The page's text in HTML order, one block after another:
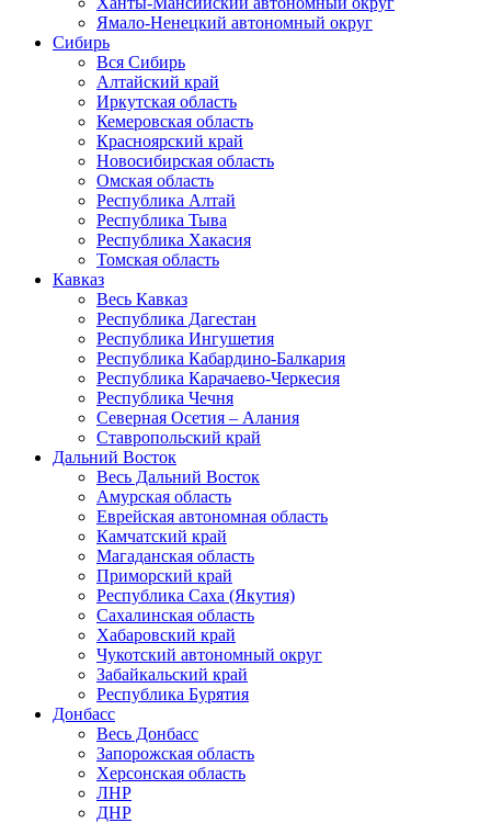
Ямало-Ненецкий автономный округ
Сибирь
Вся Сибирь
Алтайский край
Иркутская область
Кемеровская область
Красноярский край
Новосибирская область
Омская область
Республика Алтай
Республика Тыва
Республика Хакасия
Томская область
Кавказ
Весь Кавказ
Республика Дагестан
Республика Ингушетия
Республика Кабардино-Балкария
Республика Карачаево-Черкесия
Республика Чечня
Северная Осетия – Алания
Ставропольский край
Дальний Восток
Весь Дальний Восток
Амурская область
Еврейская автономная область
Камчатский край
Магаданская область
Приморский край
Республика Саха (Якутия)
Сахалинская область
Хабаровский край
Чукотский автономный округ
Забайкальский край
Республика Бурятия
Донбасс
Весь Донбасс
Запорожская область
Херсонская область
ЛНР
ДНР